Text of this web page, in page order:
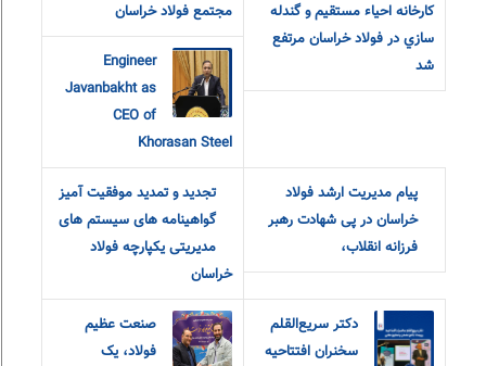
كارخانه احياء مستقيم و گندله
سازي در فولاد خراسان مرتفع
شد
مجتمع فولاد خراسان
Engineer
Javanbakht as
CEO of
Khorasan Steel
پیام مدیریت ارشد فولاد
خراسان در پی شهادت رهبر
فرزانه انقلاب،
تجدید و تمدید موفقیت آمیز
گواهینامه های سیستم های
مدیریتی یکپارچه فولاد
خراسان
دکتر سریع‌القلم
سخنران افتتاحیه
صنعت عظیم
فولاد، یک